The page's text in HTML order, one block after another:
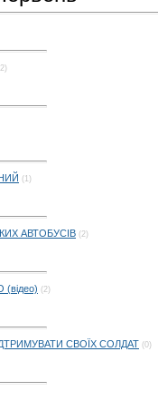
(1)
АВТОБУСІВ (2)
(2)
СВОЇХ СОЛДАТ (0)